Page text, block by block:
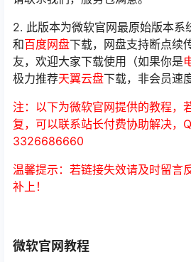
2. 此版本为微软官网最原始版本系
和百度网盘下载，网盘支持断点续
友，欢迎大家下载使用（如果你是
极力推荐天翼云盘下载，非会员速
注：以下为微软官网提供的教程，
复，可以联系站长付费协助解决，
3326686660
温馨提示：若链接失效请及时留言
补上！
微软官网教程